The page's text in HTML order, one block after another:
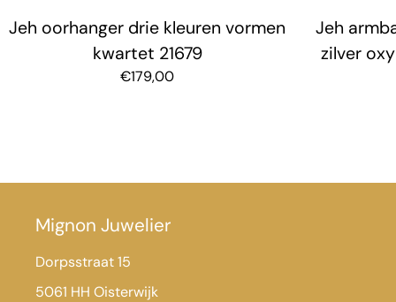
Jeh oorhanger drie kleuren vormen
kwartet 21679
€179,00
Jeh
zilver
Mignon Juwelier
Dorpsstraat 15
5061 HH Oisterwijk